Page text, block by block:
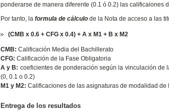
ponderarse de manera diferente (0.1 ó 0.2) las calificaiones
Por tanto, la formula de cálculode la Nota de acceso a las
(CMB x 0.6 + CFG x 0.4) + A x M1 + B x M2
CMB: Calificación Media del Bachillerato
CFG: Calificación de la Fase Obligatoria
A y B: coeficientes de ponderación según la vinculación
(0, 0.1 o 0.2)
M1 y M2: Calificaciones de las asignaturas de modalidad
Entrega de los resultados